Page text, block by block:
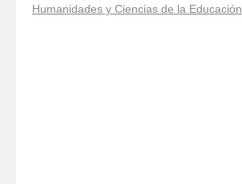
Humanidades y Ciencias de la Educación